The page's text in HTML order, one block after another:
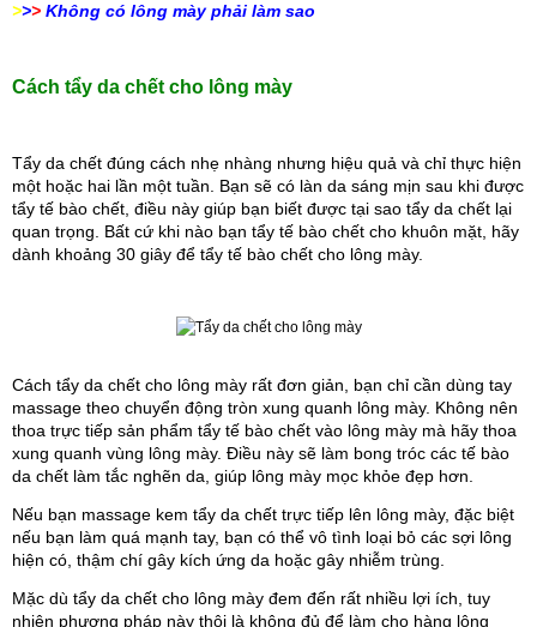
>>> Không có lông mày phải làm sao
Cách tẩy da chết cho lông mày
Tẩy da chết đúng cách nhẹ nhàng nhưng hiệu quả và chỉ thực hiện
một hoặc hai lần một tuần. Bạn sẽ có làn da sáng mịn sau khi được
tẩy tế bào chết, điều này giúp bạn biết được tại sao tẩy da chết lại
quan trọng. Bất cứ khi nào bạn tẩy tế bào chết cho khuôn mặt, hãy
dành khoảng 30 giây để tẩy tế bào chết cho lông mày.
Cách tẩy da chết cho lông mày rất đơn giản, bạn chỉ cần dùng tay
massage theo chuyển động tròn xung quanh lông mày. Không nên
thoa trực tiếp sản phẩm tẩy tế bào chết vào lông mày mà hãy thoa
xung quanh vùng lông mày. Điều này sẽ làm bong tróc các tế bào
da chết làm tắc nghẽn da, giúp lông mày mọc khỏe đẹp hơn.
Nếu bạn massage kem tẩy da chết trực tiếp lên lông mày, đặc biệt
nếu bạn làm quá mạnh tay, bạn có thể vô tình loại bỏ các sợi lông
hiện có, thậm chí gây kích ứng da hoặc gây nhiễm trùng.
Mặc dù tẩy da chết cho lông mày đem đến rất nhiều lợi ích, tuy
nhiên phương pháp này thôi là không đủ để làm cho hàng lông